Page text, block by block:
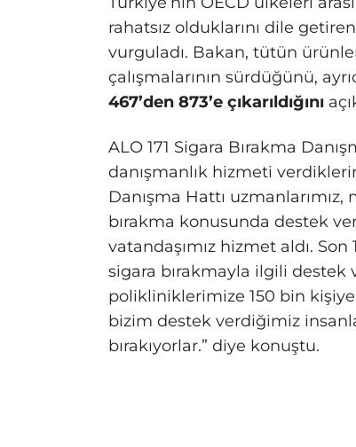
rahatsız olduklarını dile
vurguladı. Bakan, tütün
çalışmalarının sürdüğünü,
467’den 873’e çıkarıldığını
ALO 171 Sigara Bırakma
danışmanlık hizmeti
Danışma Hattı
bırakma konusunda destek
vatandaşımız hizmet aldı.
sigara bırakmayla ilgili destek
polikliniklerimize 150 bin
bizim destek verdiğimiz
bırakıyorlar.” diye konuştu.